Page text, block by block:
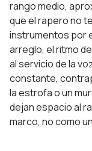
rango medio,
que el rapero no
instrumentos por
arreglo, el ritmo
al servicio de la
constante,
la estrofa o un
dejan espacio al
marco, no como